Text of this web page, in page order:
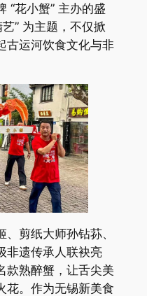
“花小蟹” 主办的盛
” 为主题，不仅掀
古运河饮食文化与非
剪纸大师孙钻荪、
非遗传承人联袂亮
款熟醉蟹，让舌尖美
花。作为无锡新美食